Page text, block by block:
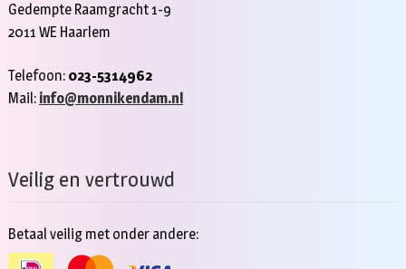
Gedempte Raamgracht 1-9
2011 WE Haarlem
Telefoon: 023-5314962
Mail: info@monnikendam.nl
Veilig en vertrouwd
Betaal veilig met onder andere: